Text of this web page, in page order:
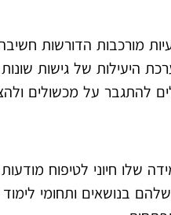
הדורשות חשיבה
היעילות של גישות שונות.
להתגבר על מכשולים
שלו חיוני לטיפוח
בנושאים ותחומי